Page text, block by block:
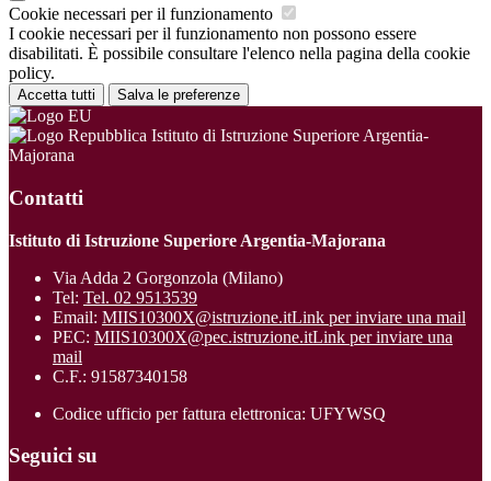
Cookie necessari per il funzionamento
I cookie necessari per il funzionamento non possono essere
disabilitati. È possibile consultare l'elenco nella pagina della cookie
policy.
Accetta tutti Salva le preferenze
Istituto di Istruzione Superiore Argentia-
Majorana
Contatti
Istituto di Istruzione Superiore Argentia-Majorana
Via Adda 2 Gorgonzola (Milano)
Tel: Tel. 02 9513539
Email: MIIS10300X@istruzione.itLink per inviare una mail
PEC: MIIS10300X@pec.istruzione.itLink per inviare una
mail
C.F.: 91587340158
Codice ufficio per fattura elettronica: UFYWSQ
Seguici su